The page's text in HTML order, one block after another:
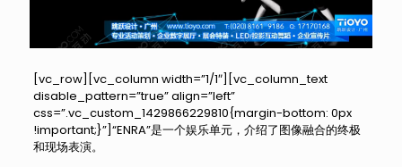
[vc_row][vc_column width=”1/1″][vc_column_text
disable_pattern=”true” align=”left”
css=”.vc_custom_1429866229810{margin-bottom: 0px
!important;}”]“ENRA”是一个娱乐单元，介绍了图像融合的终极
和现场表演。